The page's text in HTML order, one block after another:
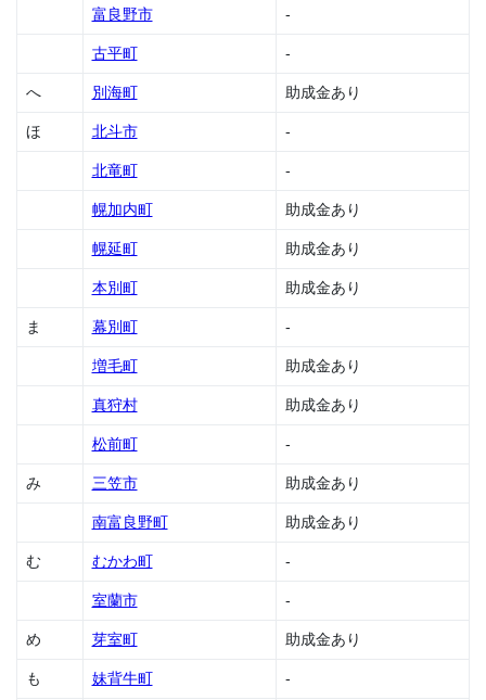
成金
1.49
北広
島市
成金
1.50
北見
助成
1.51
喜茂
の助
京極
助成
共和
助成
清里
富良野市 -
古平町 -
へ 別海町 助成金あり
ほ 北斗市 -
北竜町 -
幌加内町 助成金あり
幌延町 助成金あり
本別町 助成金あり
ま 幕別町 -
増毛町 助成金あり
真狩村 助成金あり
松前町 -
み 三笠市 助成金あり
南富良野町 助成金あり
む むかわ町 -
室蘭市 -
め 芽室町 助成金あり
も 妹背牛町 -